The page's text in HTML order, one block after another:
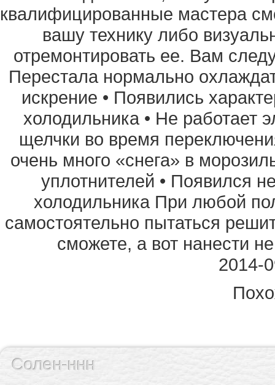
квалифицированные мастера
вашу технику либо
отремонтировать ее. Вам
Перестала нормально
искрение • Появились
холодильника • Не работает
щелчки во время
очень много «снега» в
уплотнителей • Появился
холодильника При любой
самостоятельно пытаться
сможете, а вот нанести
2014-
Солен-ннн